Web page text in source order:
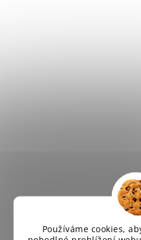
Používáme cookies,